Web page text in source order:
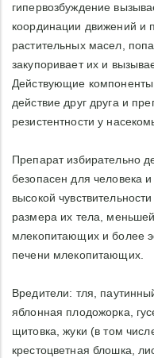
гипервозбуждение
координации движений и
растительных масел,
закупоривает их и
Действующие
действие друг друга и
резистентности у
Препарат избирательно
безопасен для человека
высокой
размера их тела,
млекопитающих и более
печени млекопитающих.
Вредители: тля,
яблонная плодожорка,
щитовка, жуки (в том
крестоцветная блошка,